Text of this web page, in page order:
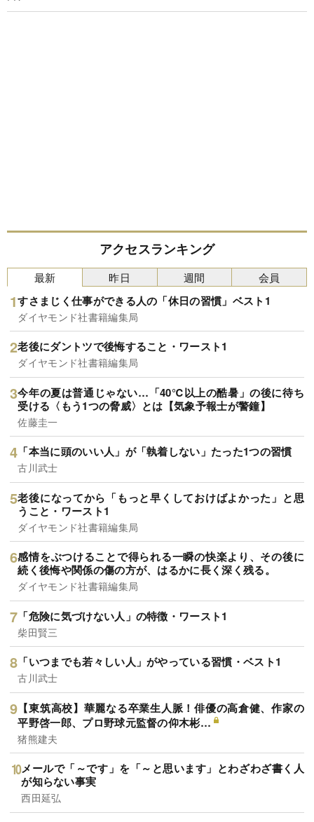
アクセスランキング
最新
すさまじく仕事ができる人の「休日の習慣」ベスト1
ダイヤモンド社書籍編集局
老後にダントツで後悔すること・ワースト1
ダイヤモンド社書籍編集局
今年の夏は普通じゃない…「40℃以上の酷暑」の後に待ち
受ける〈もう1つの脅威〉とは【気象予報士が警鐘】
佐藤圭一
「本当に頭のいい人」が「執着しない」たった1つの習慣
古川武士
老後になってから「もっと早くしておけばよかった」と思
うこと・ワースト1
ダイヤモンド社書籍編集局
感情をぶつけることで得られる一瞬の快楽より、その後に
続く後悔や関係の傷の方が、はるかに長く深く残る。
ダイヤモンド社書籍編集局
「危険に気づけない人」の特徴・ワースト1
柴田賢三
「いつまでも若々しい人」がやっている習慣・ベスト1
古川武士
【東筑高校】華麗なる卒業生人脈！俳優の高倉健、作家の
平野啓一郎、プロ野球元監督の仰木彬…
猪熊建夫
メールで「～です」を「～と思います」とわざわざ書く人
が知らない事実
西田延弘
昨日 週間 会員